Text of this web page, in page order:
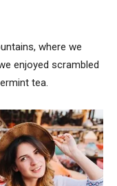
where we
enjoyed scrambled
tea.